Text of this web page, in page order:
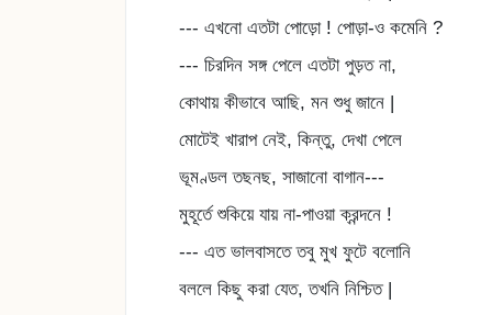
--- এখনো এতটা পোড়ো ! পোড়া-ও কমেনি ?
--- চিরদিন সঙ্গ পেলে এতটা পুড়ত না,
কোথায় কীভাবে আছি, মন শুধু জানে |
মোটেই খারাপ নেই, কিন্তু, দেখা পেলে
ভূমণ্ডল তছনছ, সাজানো বাগান---
মুহূর্তে শুকিয়ে যায় না-পাওয়া ক্রন্দনে !
--- এত ভালবাসতে তবু মুখ ফুটে বলোনি
বললে কিছু করা যেত, তখনি নিশ্চিত |